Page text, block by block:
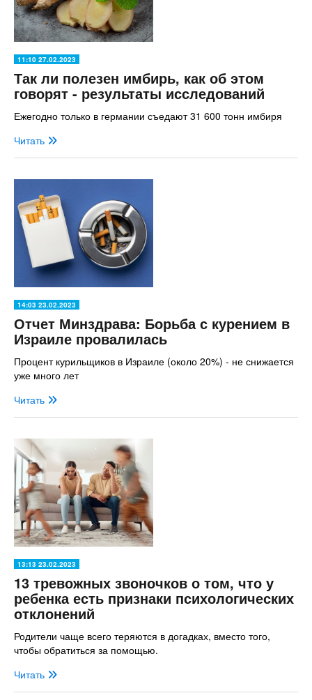
11:10 27.02.2023
Так ли полезен имбирь, как об этом
говорят - результаты исследований
Ежегодно только в германии съедают 31 600 тонн имбиря
Читать
14:03 23.02.2023
Отчет Минздрава: Борьба с курением в
Израиле провалилась
Процент курильщиков в Израиле (около 20%) - не снижается
уже много лет
Читать
13:13 23.02.2023
13 тревожных звоночков о том, что у
ребенка есть признаки психологических
отклонений
Родители чаще всего теряются в догадках, вместо того,
чтобы обратиться за помощью.
Читать